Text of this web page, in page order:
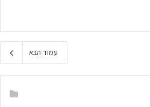
עמוד הבא